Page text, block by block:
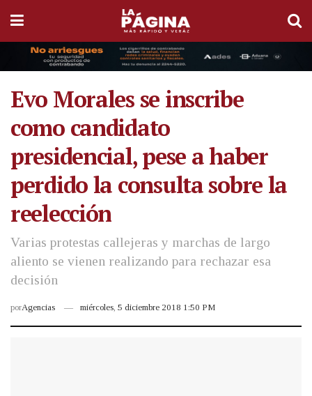
Evo Morales se inscribe
como candidato
presidencial, pese a haber
perdido la consulta sobre la
reelección
Varias protestas callejeras y marchas de largo
aliento se vienen realizando para rechazar esa
decisión
porAgencias miércoles, 5 diciembre 2018 1:50 PM